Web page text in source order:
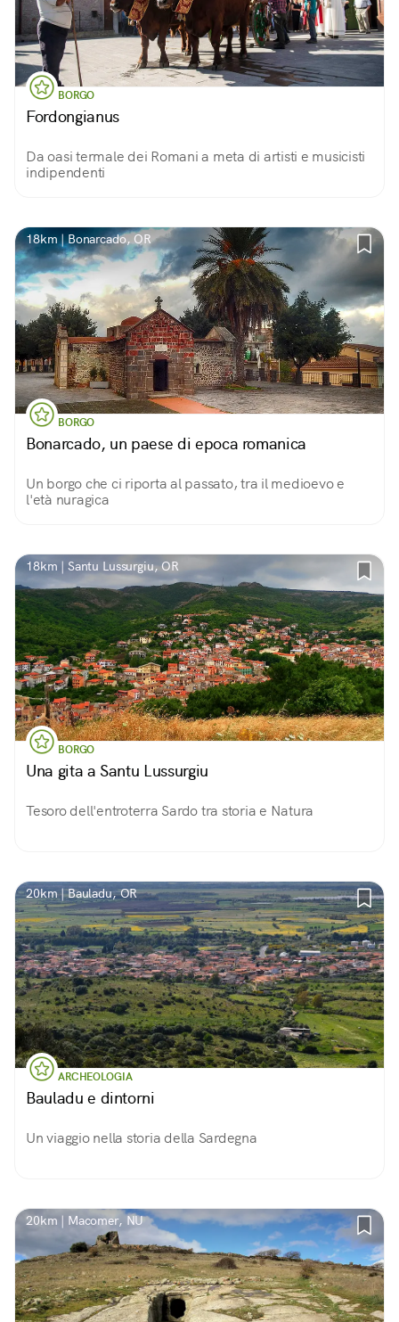
BORGO
Fordongianus
Da oasi termale dei Romani a meta di artisti e musicisti
indipendenti
18km | Bonarcado, OR
BORGO
Bonarcado, un paese di epoca romanica
Un borgo che ci riporta al passato, tra il medioevo e
l'età nuragica
18km | Santu Lussurgiu, OR
BORGO
Una gita a Santu Lussurgiu
Tesoro dell'entroterra Sardo tra storia e Natura
20km | Bauladu, OR
ARCHEOLOGIA
Bauladu e dintorni
Un viaggio nella storia della Sardegna
20km | Macomer, NU